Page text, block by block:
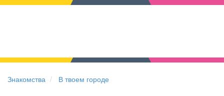
Знакомства В твоем городе